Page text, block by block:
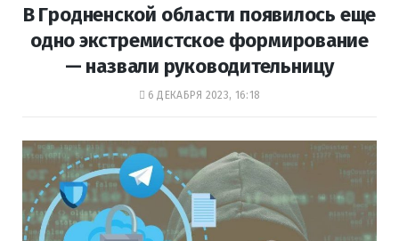
k
a
m
В Гродненской области появилось еще
одно экстремистское формирование
— назвали руководительницу
6 ДЕКАБРЯ 2023, 16:18